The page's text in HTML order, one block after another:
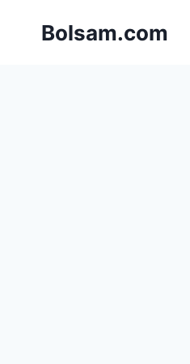
Bolsam.com